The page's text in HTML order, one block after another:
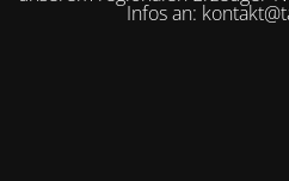
Infos an: